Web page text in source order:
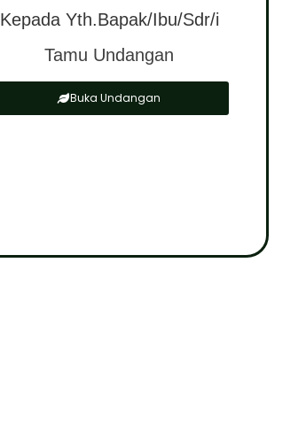
Kepada Yth.Bapak/Ibu/Sdr/i
Tamu Undangan
Buka Undangan